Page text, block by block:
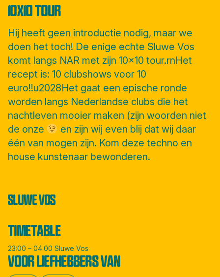
TIMETABLE
23:00 – 04:00 Sluwe Vos
VOOR LIEFHEBBERS VAN
10X10 TOUR
Hij heeft geen introductie nodig, maar we
doen het toch! De enige echte Sluwe Vos
komt langs NAR met zijn 10×10 tour.rnHet
recept is: 10 clubshows voor 10
euro!!u2028Het gaat een epische ronde
worden langs Nederlandse clubs die het
nachtleven mooier maken (zijn woorden niet
de onze
en zijn wij even blij dat wij daar
één van mogen zijn. Kom deze techno en
house kunstenaar bewonderen.
SLUWE VOS